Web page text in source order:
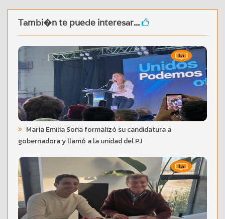
Tambi�n te puede interesar...
María Emilia Soria formalizó su candidatura a
gobernadora y llamó a la unidad del PJ